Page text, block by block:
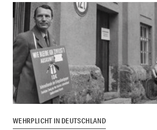
WEHRPLICHT IN DEUTSCHLAND